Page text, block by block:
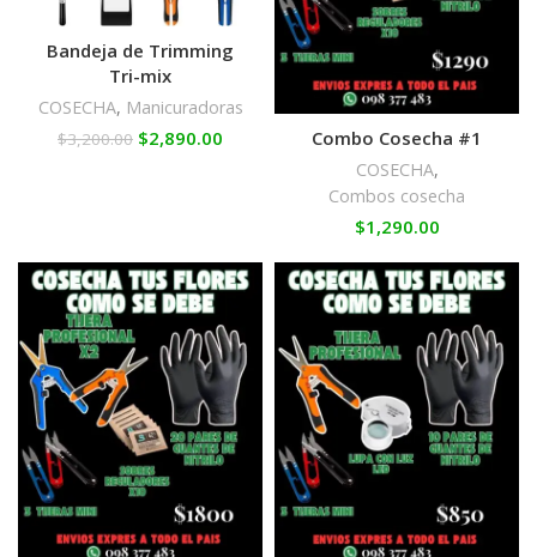
Bandeja de Trimming
Tri-mix
COSECHA, Manicuradoras
$3,200.00 $2,890.00 Combo Cosecha #1
COSECHA,
Combos cosecha
$1,290.00